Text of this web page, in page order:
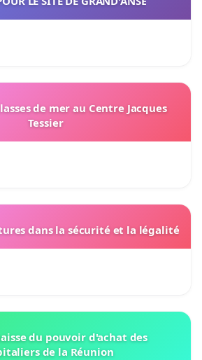
de mer au Centre Jacques
Tessier
dans la sécurité et la légalité
du pouvoir d'achat des
de la Réunion